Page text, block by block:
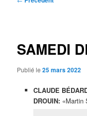
SAMEDI
Publié le25 mars 2022
CLAUDE
DROUIN:«Martin